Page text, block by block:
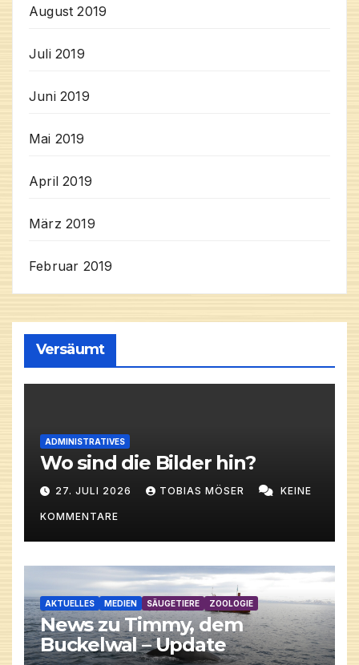
August 2019
Juli 2019
Juni 2019
Mai 2019
April 2019
März 2019
Februar 2019
Versäumt
ADMINISTRATIVES
Wo sind die Bilder hin?
27. JULI 2026 TOBIAS MÖSER KEINE
KOMMENTARE
AKTUELLES MEDIEN SÄUGETIERE ZOOLOGIE
News zu Timmy, dem
Buckelwal – Update